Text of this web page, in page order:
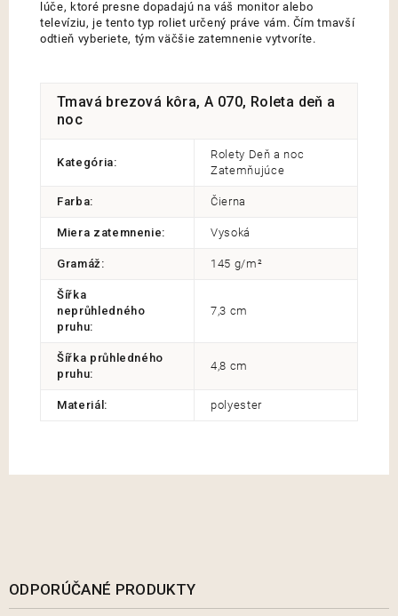
lúče, ktoré presne dopadajú na váš monitor alebo
televíziu, je tento typ roliet určený práve vám. Čím tmavší
odtieň vyberiete, tým väčšie zatemnenie vytvoríte.
Tmavá brezová kôra, A 070, Roleta deň a
noc
Kategória:
Rolety Deň a noc
Zatemňujúce
Farba: Čierna
Miera zatemnenie: Vysoká
Gramáž : 145 g/m²
Šířka
neprůhledného
pruhu:
7,3 cm
Šířka průhledného
pruhu:
4,8 cm
Materiál : polyester